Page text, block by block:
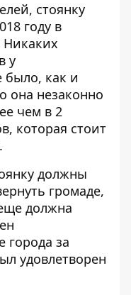
стоянку
году в
Никаких
у
было, как и
она незаконно
чем в 2
которая стоит
должны
громаде,
должна
города за
удовлетворен